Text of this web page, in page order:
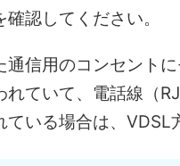
認してください。
通信用のコンセント
れていて、電話線（
いる場合は、VDSL